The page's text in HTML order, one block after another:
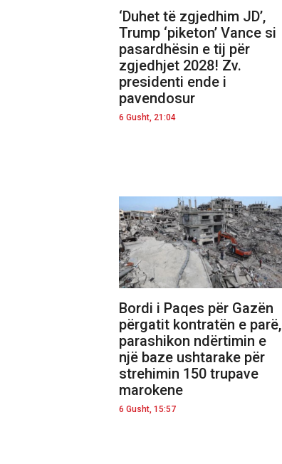
‘Duhet të zgjedhim JD’,
Trump ‘piketon’ Vance si
pasardhësin e tij për
zgjedhjet 2028! Zv.
presidenti ende i
pavendosur
6 Gusht, 21:04
Bordi i Paqes për Gazën
përgatit kontratën e parë,
parashikon ndërtimin e
një baze ushtarake për
strehimin 150 trupave
marokene
6 Gusht, 15:57